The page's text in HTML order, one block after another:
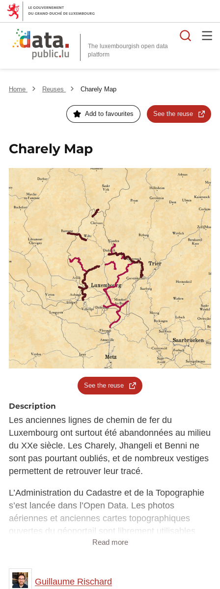
The luxembourgish open data
platform
Home Reuses Charely Map
Add to favourites See the reuse
Charely Map
See the reuse
Description
Les anciennes lignes de chemin de fer du
Luxembourg ont surtout été abandonnées au milieu
du XXe siècle. Les Charely, Jhangeli et Benni ne
sont pas pourtant oubliés, et de nombreux vestiges
permettent de retrouver leur tracé.
L’Administration du Cadastre et de la Topographie
s’est lancée dans l’Open Data. Les photos
aériennes et anciennes cartes topographiques
ouvertes du géoportail sont librement utilisables
pour créer ce genre de cartes.
et 90% des 147 km de voie normale disparus.
Read more
Guillaume Rischard